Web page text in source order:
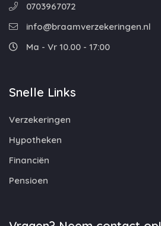
0703967072
info@braamverzekeringen.nl
Ma - Vr 10.00 - 17:00
Snelle Links
Verzekeringen
Hypotheken
Financiën
Pensioen